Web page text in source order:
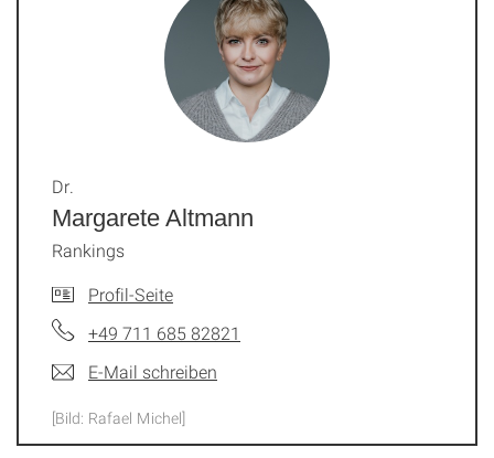
Margarete Altmann
Dr.
Rankings
Profil-Seite
+49 711 685 82821
E-Mail schreiben
[Bild: Rafael Michel]